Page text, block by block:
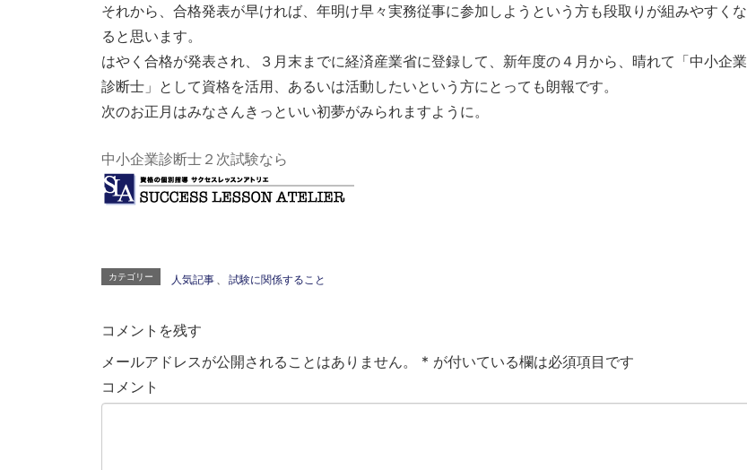
それから、合格発表が早ければ、年明け早々実務従事に参加しようという方も段取りが組みやすくな
ると思います。
はやく合格が発表され、３月末までに経済産業省に登録して、新年度の４月から、晴れて「中小企業
診断士」として資格を活用、あるいは活動したいという方にとっても朗報です。
次のお正月はみなさんきっといい初夢がみられますように。
中小企業診断士２次試験なら
カテゴリー 人気記事 試験に関係すること
コメントを残す
メールアドレスが公開されることはありません。
* が付いている欄は必須項目です
コメント